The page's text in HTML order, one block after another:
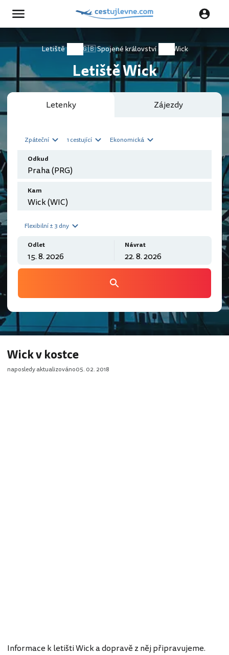
Letiště 🇬🇧 Spojené království Wick
Letiště Wick
Letenky Zájezdy
Zpáteční 1 cestující Ekonomická
Odkud
Kam
Flexibilní ± 3 dny
Odlet Návrat
Wick v kostce
naposledy aktualizováno05. 02. 2018
Informace k letišti Wick a dopravě z něj připravujeme.